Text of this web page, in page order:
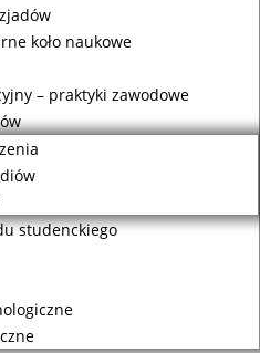
koło naukowe
– praktyki zawodowe
studenckiego